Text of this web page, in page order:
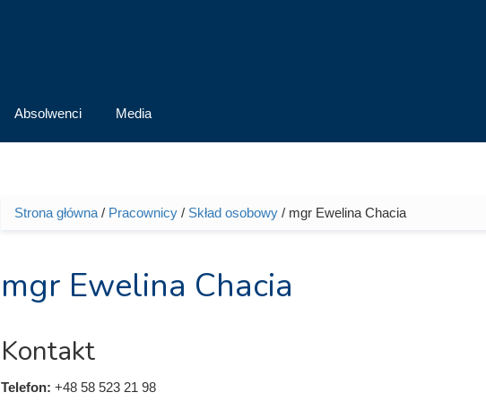
Absolwenci Media
Jesteś tutaj
Strona główna/ Pracownicy/ Skład osobowy/ mgr Ewelina Chacia
mgr Ewelina Chacia
Kontakt
Telefon: +48 58 523 21 98